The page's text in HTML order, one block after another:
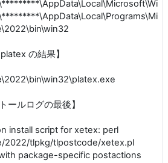
の結果】
ールログの最後】
install script for xetex: perl
2022/tlpkg/tlpostcode/xetex.pl
package-specific postactions